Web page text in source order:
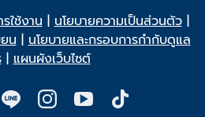
ใช้งาน|นโยบายความเป็นส่วนตัว|
น|นโยบายและกรอบการกำกับดูแล
|แผนผังเว็บไซต์